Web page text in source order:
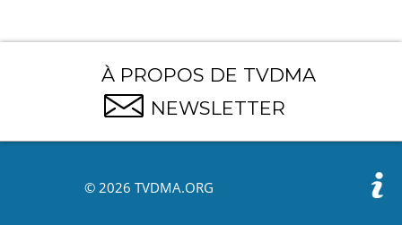
À PROPOS DE TVDMA
NEWSLETTER
© 2026 TVDMA.ORG